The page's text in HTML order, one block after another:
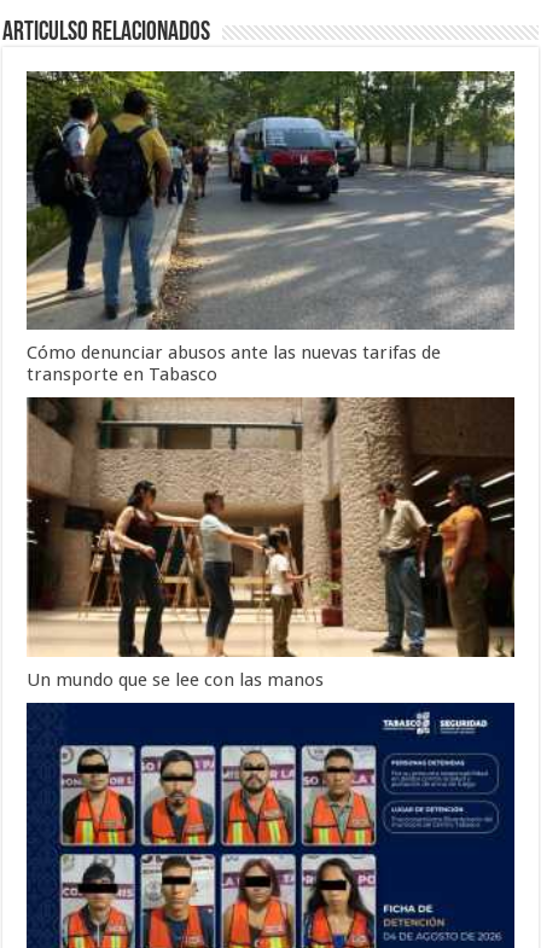
Articulso Relacionados
Cómo denunciar abusos ante las nuevas tarifas de
transporte en Tabasco
Un mundo que se lee con las manos